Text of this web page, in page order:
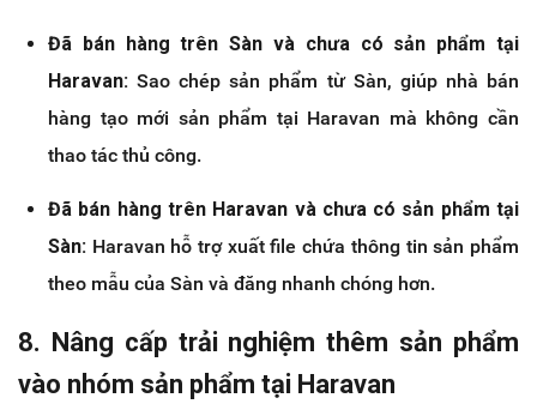
Đã bán hàng trên Sàn và chưa có sản phẩm tại
Haravan: Sao chép sản phẩm từ Sàn, giúp nhà bán
hàng tạo mới sản phẩm tại Haravan mà không cần
thao tác thủ công.
Đã bán hàng trên Haravan và chưa có sản phẩm tại
Sàn: Haravan hỗ trợ xuất file chứa thông tin sản phẩm
theo mẫu của Sàn và đăng nhanh chóng hơn.
8. Nâng cấp trải nghiệm thêm sản phẩm
vào nhóm sản phẩm tại Haravan